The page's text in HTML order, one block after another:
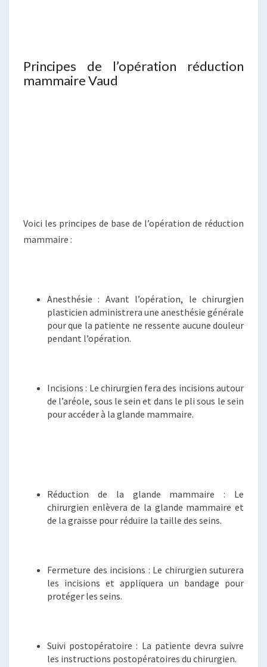
Principes de l’opération réduction
mammaire Vaud
Voici les principes de base de l’opération de réduction
mammaire :
Anesthésie : Avant l’opération, le chirurgien
plasticien administrera une anesthésie générale
pour que la patiente ne ressente aucune douleur
pendant l’opération.
Incisions : Le chirurgien fera des incisions autour
de l’aréole, sous le sein et dans le pli sous le sein
pour accéder à la glande mammaire.
Réduction de la glande mammaire : Le
chirurgien enlèvera de la glande mammaire et
de la graisse pour réduire la taille des seins.
Fermeture des incisions : Le chirurgien suturera
les incisions et appliquera un bandage pour
protéger les seins.
Suivi postopératoire : La patiente devra suivre
les instructions postopératoires du chirurgien.